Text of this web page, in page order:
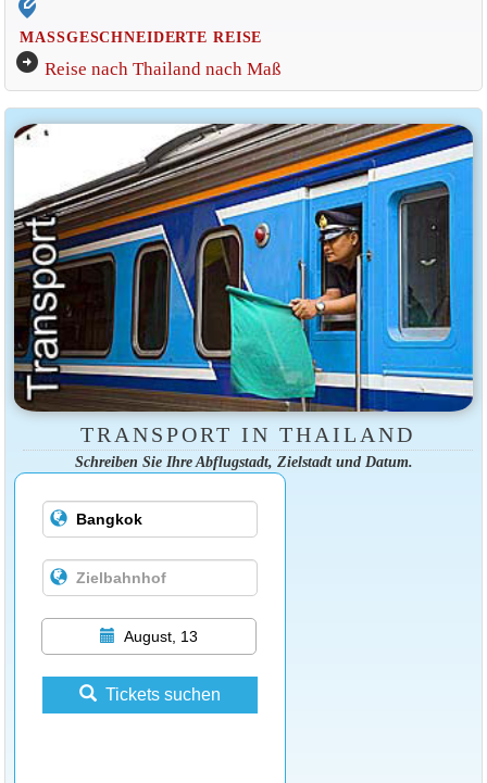
edit_location_alt
MASSGESCHNEIDERTE REISE
arrow_circle_right Reise nach Thailand nach Maß
TRANSPORT IN THAILAND
Schreiben Sie Ihre Abflugstadt, Zielstadt und Datum.
August, 13
Tickets suchen